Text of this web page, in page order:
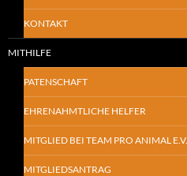
KONTAKT
MITHILFE
PATENSCHAFT
EHRENAHMTLICHE HELFER
MITGLIED BEI TEAM PRO ANIMAL E.V.
MITGLIEDSANTRAG